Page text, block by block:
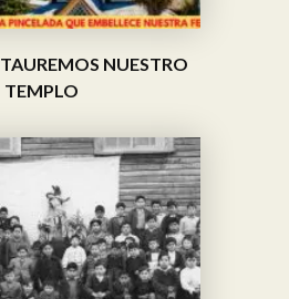
NUESTRO
TEMPLO